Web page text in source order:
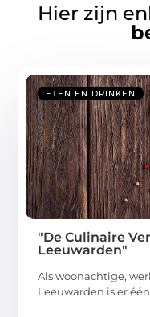
Hier zijn
ETEN EN DRINKEN
"De Culinaire
Leeuwarden"
Als woonachtige,
Leeuwarden is er